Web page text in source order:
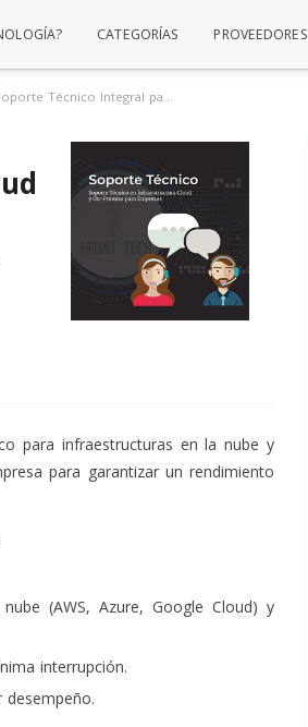
CATEGORÍAS PROVEEDORES
Front Tech - Soporte Técnico Integral para Infraestructura Cloud y On-Premise.
para infraestructuras en la nube y
para garantizar un rendimiento
(AWS, Azure, Google Cloud) y
interrupción.